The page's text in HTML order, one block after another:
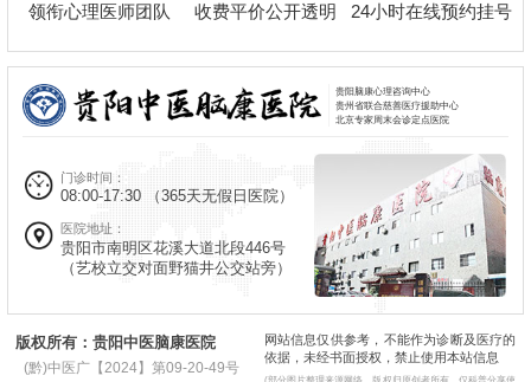
领衔心理医师团队
收费平价公开透明
24小时在线预约挂号
贵阳脑康心理咨询中心
贵州省联合慈善医疗援助中心
北京专家周末会诊定点医院
门诊时间：
08:00-17:30 （365天无假日医院）
医院地址：
贵阳市南明区花溪大道北段446号
（艺校立交对面野猫井公交站旁）
版权所有：贵阳中医脑康医院
(黔)中医广【2024】第09-20-49号
网站信息仅供参考，不能作为诊断及医疗的
依据，未经书面授权，禁止使用本站信息